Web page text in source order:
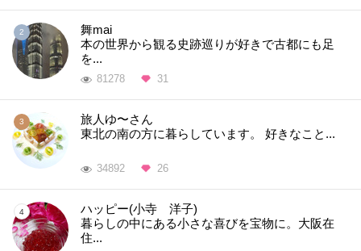
舞mai
本の世界から観る史跡巡りが好きで古都にも足
を...
81278 31
旅人ゆ〜さん
東北の南の方に暮らしています。 好きなこと...
34892 26
ハッピー(小寺 洋子)
暮らしの中にある小さな喜びを宝物に。大阪在
住...